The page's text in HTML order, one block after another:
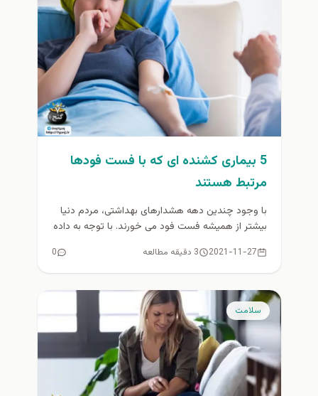
5 بیماری کشنده ای که با فست فودها
مرتبط هستند
با وجود چندین دهه هشدارهای بهداشتی، مردم دنیا
بیشتر از همیشه فست فود می خورند. با توجه به داده
2021-11-27 3 دقیقه مطالعه 0
سلامت